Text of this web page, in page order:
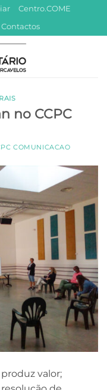
Centro.COME
Contactos
no CCPC
COMUNICACAO
valor;